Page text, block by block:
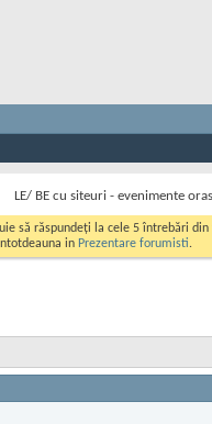
LE/ BE cu siteuri - evenimente
să răspundeți la cele 5 întrebări
in Prezentare forumisti.